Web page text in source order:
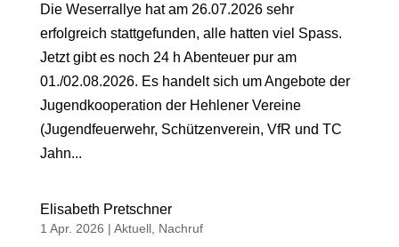
Die Weserrallye hat am 26.07.2026 sehr
erfolgreich stattgefunden, alle hatten viel Spass.
Jetzt gibt es noch 24 h Abenteuer pur am
01./02.08.2026. Es handelt sich um Angebote der
Jugendkooperation der Hehlener Vereine
(Jugendfeuerwehr, Schützenverein, VfR und TC
Jahn...
Elisabeth Pretschner
1 Apr. 2026 | Aktuell, Nachruf